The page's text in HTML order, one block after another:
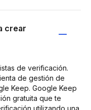
crear
de verificación.
de gestión de
Keep. Google Keep
gratuita que te
utilizando una